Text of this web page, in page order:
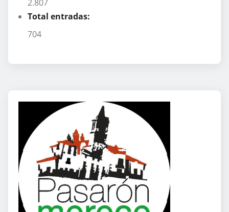
2.807
Total entradas:
704